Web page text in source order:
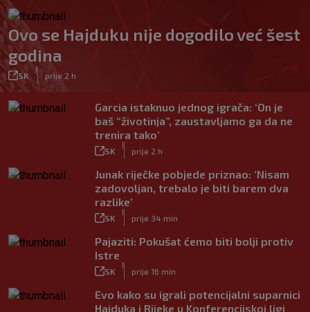
Ovo se Hajduku nije dogodilo već šest
godina
SK prije 2 h
Garcia istaknuo jednog igrača: ‘On je
baš “životinja”, zaustavljamo ga da ne
trenira tako’
SK prije 2 h
Junak riječke pobjede priznao: ‘Nisam
zadovoljan, trebalo je biti barem dva
razlike’
SK prije 34 min
Pajaziti: Pokušat ćemo biti bolji protiv
Istre
SK prije 16 min
Evo kako su igrali potencijalni suparnici
Hajduka i Rijeke u Konferencijskoj ligi